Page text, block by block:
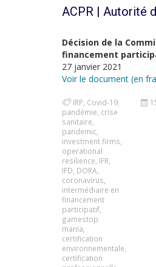
ACPR | Autorité
Décision de la
financement
27 janvier 2021
Voir le document (en
IRP Covid-19
pandémie crise
sanitaire
pandemic
investment firms
operational
resilience IFR
IFD DORA
coronavirus
intermédiaire en
financement
participatif
gamestop
mania
certification
environnementale
certification